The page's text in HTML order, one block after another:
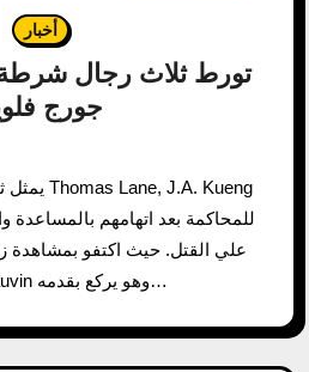
أخبار
تورط ثلاث رجال
جورج
يمثل ثلاثة رجال شرطة اخرين Thomas Lane, J.A. Kueng
علي القتل. حيث اكتفو بمشاهدة
Derek Chauvin وهو يركع بقدمه…